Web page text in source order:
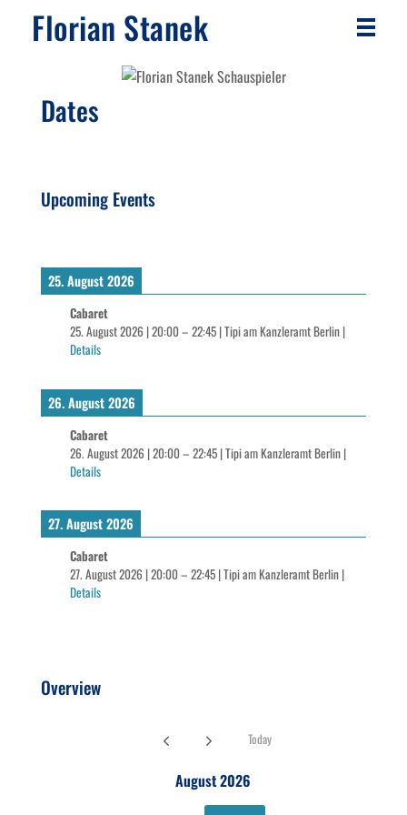
Florian Stanek
Dates
Upcoming Events
25. August 2026
Cabaret
25. August 2026 |20:00– 22:45|Tipi am Kanzleramt Berlin|
Details
26. August 2026
Cabaret
26. August 2026 |20:00– 22:45|Tipi am Kanzleramt Berlin|
Details
27. August 2026
Cabaret
27. August 2026 |20:00– 22:45|Tipi am Kanzleramt Berlin|
Details
Overview
Today
August 2026